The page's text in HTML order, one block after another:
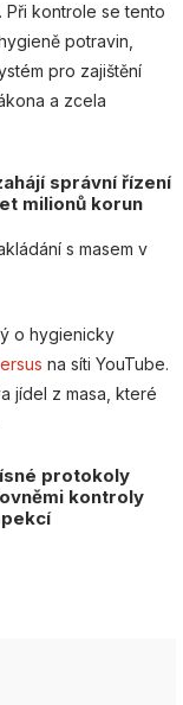
kontrole se tento
potravin,
pro zajištění
a zcela
správní řízení
milionů korun
s masem v
o hygienicky
na síti YouTube.
jídel z masa, které
protokoly
kontroly